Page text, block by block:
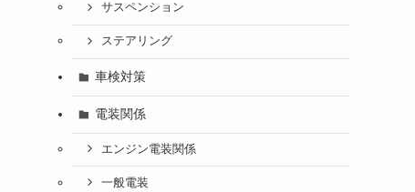
サスペンション
ステアリング
車検対策
電装関係
エンジン電装関係
一般電装